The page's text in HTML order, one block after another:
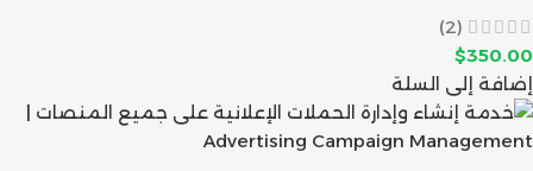
(2)
$350.00
إضافة إلى السلة